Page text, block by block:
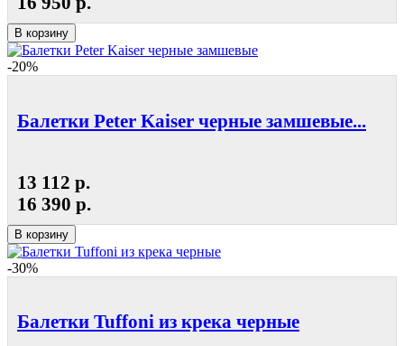
В корзину
-20%
Балетки Peter Kaiser черные замшевые...
13 112 р.
16 390 р.
В корзину
-30%
Балетки Tuffoni из крека черные